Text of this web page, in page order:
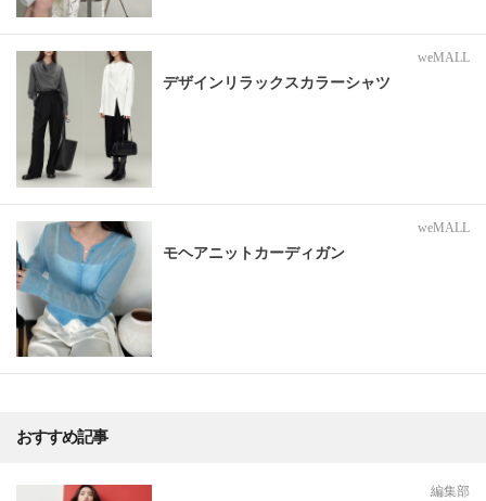
weMALL
デザインリラックスカラーシャツ
weMALL
モヘアニットカーディガン
おすすめ記事
編集部